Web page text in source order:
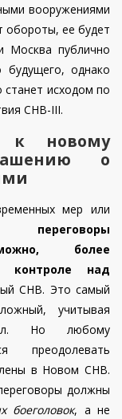
вооружениями
обороты, ее будет
Москва публично
будущего, однако
станет исходом по
СНВ-III.
к новому
о
мер или
переговоры
более
контроле над
СНВ. Это самый
учитывая
Но любому
преодолевать
в Новом СНВ.
должны
боеголовок, а не